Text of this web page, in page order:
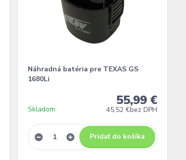
Náhradná batéria pre TEXAS GS
1680Li
55,99 €
45,52 €bez DPH
Skladom
Pridať do košíka